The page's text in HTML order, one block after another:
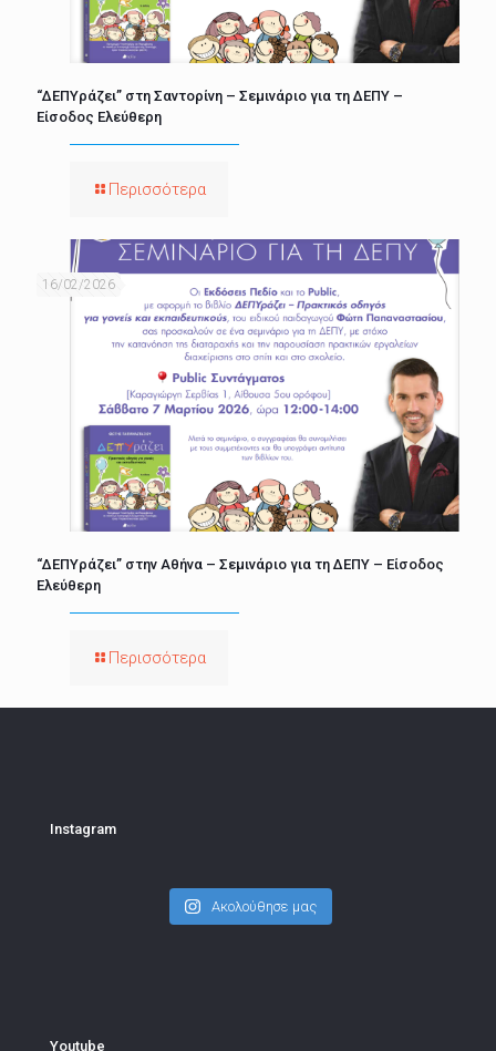
“ΔΕΠΥράζει” στη Σαντορίνη – Σεμινάριο για τη ΔΕΠΥ –
Είσοδος Ελεύθερη
Περισσότερα
16/02/2026
“ΔΕΠΥράζει” στην Αθήνα – Σεμινάριο για τη ΔΕΠΥ – Είσοδος
Ελεύθερη
Περισσότερα
Instagram
Ακολούθησε μας
Youtube